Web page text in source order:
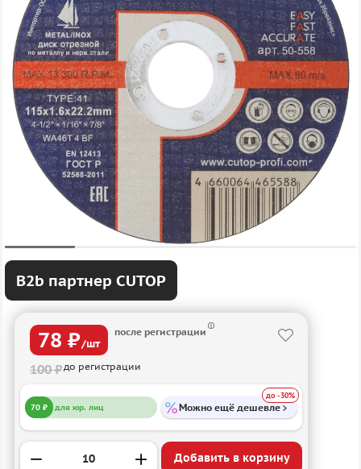
B2b партнер CUTOP
78 ₽/шт
после регистрации
100 ₽до регистрации
70 ₽ для юр. лиц Можно ещё дешевле
до -30%
Добавить в корзину